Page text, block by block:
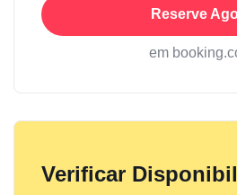
Reserve
em
Verificar